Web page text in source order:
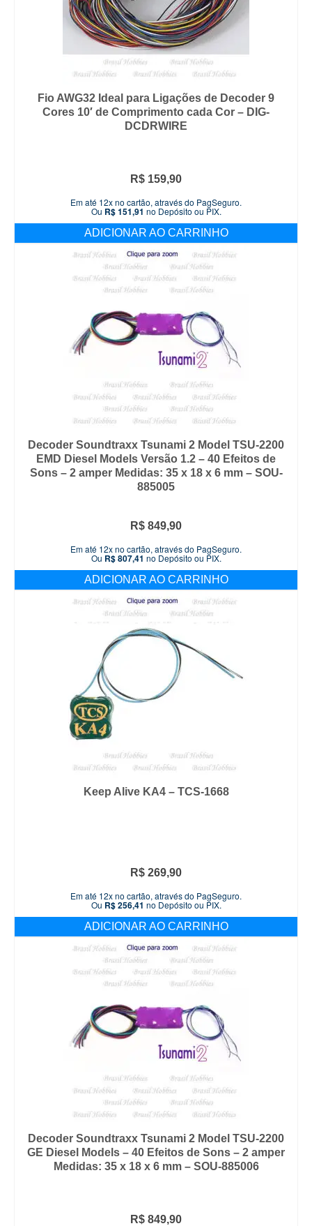
Fio AWG32 Ideal para Ligações de Decoder 9
Cores 10′ de Comprimento cada Cor – DIG-
DCDRWIRE
R$ 159,90
Em até 12x no cartão, através do PagSeguro.
Ou R$151,91 no Depósito ou PIX.
ADICIONAR AO CARRINHO
Decoder Soundtraxx Tsunami 2 Model TSU-2200
EMD Diesel Models Versão 1.2 – 40 Efeitos de
Sons – 2 amper Medidas: 35 x 18 x 6 mm – SOU-
885005
R$ 849,90
Em até 12x no cartão, através do PagSeguro.
Ou R$807,41 no Depósito ou PIX.
ADICIONAR AO CARRINHO
Keep Alive KA4 – TCS-1668
R$ 269,90
Em até 12x no cartão, através do PagSeguro.
Ou R$256,41 no Depósito ou PIX.
ADICIONAR AO CARRINHO
Decoder Soundtraxx Tsunami 2 Model TSU-2200
GE Diesel Models – 40 Efeitos de Sons – 2 amper
Medidas: 35 x 18 x 6 mm – SOU-885006
R$ 849,90